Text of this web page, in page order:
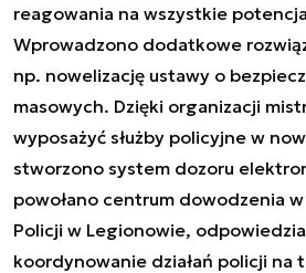
reagowania na wszystkie
Wprowadzono dodatkowe
np. nowelizację ustawy o
masowych. Dzięki organizacji
wyposażyć służby policyjne w
stworzono system dozoru
powołano centrum dowodzenia
Policji w Legionowie,
koordynowanie działań policji na